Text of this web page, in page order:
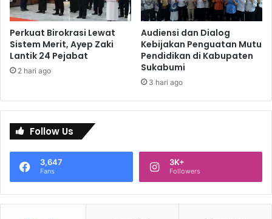
Perkuat Birokrasi Lewat
Sistem Merit, Ayep Zaki
Lantik 24 Pejabat
2 hari ago
Audiensi dan Dialog
Kebijakan Penguatan Mutu
Pendidikan di Kabupaten
Sukabumi
3 hari ago
Follow Us
3,647
Fans
3K+
Followers